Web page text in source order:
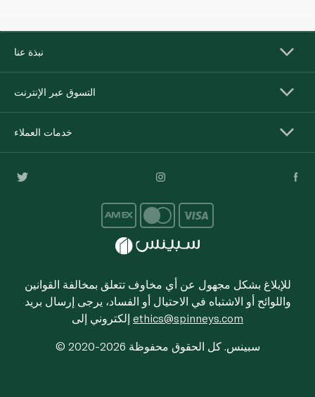
نبذة عنا
التسوق عبر الإنترنت
خدمات العملاء
للإبلاغ بشكل مجهول عن أي مخاوف تتعلق بمخالفة القوانين
واللوائح أو الاشتباه في الاحتيال أو الفساد، يرجى إرسال بريد
ethics@spinneys.com
© 2020-2026 سبينس. كل الحقوق محفوظة